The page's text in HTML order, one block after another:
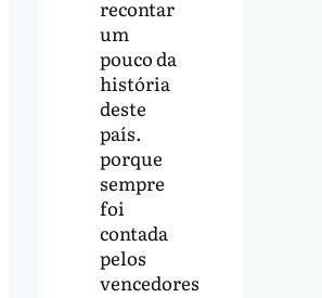
recontar
um
pouco da
história
deste
país.
porque
sempre
foi
contada
pelos
vencedores